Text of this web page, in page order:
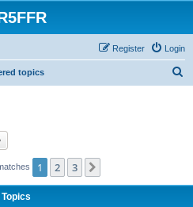
Login
Register
topics
1 2 3
Topics